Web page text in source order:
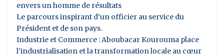
envers un homme de résultats
Le parcours inspirant d’un officier au service du
Président et de son pays.
Industrie et Commerce : Aboubacar Kourouma place
l’industrialisation et la transformation locale au cœur